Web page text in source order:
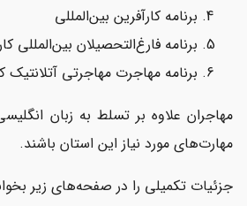
برنامه کارآفرین بین‌المللی
برنامه فارغ‌التحصیلان بین‌المللی
برنامه مهاجرت مهاجرتی آتلانتیک
مهاجران علاوه بر تسلط به زبان
مهارت‌های مورد نیاز این استان باشند.
جزئیات تکمیلی را در صفحه‌های زیر